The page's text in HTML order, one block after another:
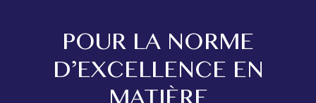
POUR LA NORME
D’EXCELLENCE EN